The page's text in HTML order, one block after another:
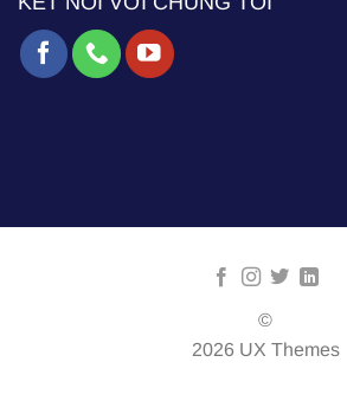
©
2026 UX Themes